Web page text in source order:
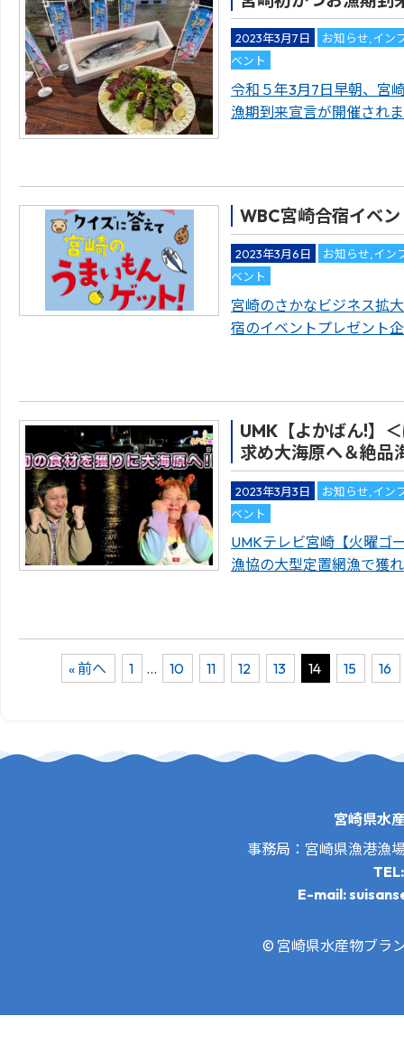
2023年3月7日 お知らせ イン
ベント
令和５年3月7日早朝、宮
漁期到来宣言が開催され
WBC宮崎合宿イベ
2023年3月6日 お知らせ イン
ベント
宮崎のさかなビジネス拡
宿のイベントプレゼント
UMK【よかばん!】
求め大海原へ＆絶品
2023年3月3日 お知らせ イン
ベント
UMKテレビ宮崎【火曜ゴ
漁協の大型定置網漁で獲
« 前へ 1 … 10 11 12 13 14 15 16
宮崎県水
事務局：宮崎県漁港漁
E-mail:
© 宮崎県水産物ブラ